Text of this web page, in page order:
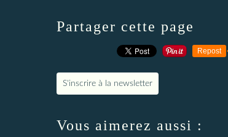
Partager cette page
Repost
S'inscrire à la newsletter
Vous aimerez aussi :